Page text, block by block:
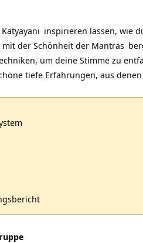
Katyayani inspirieren lassen, wie
mit der Schönheit der Mantras
um deine Stimme zu
tiefe Erfahrungen, aus